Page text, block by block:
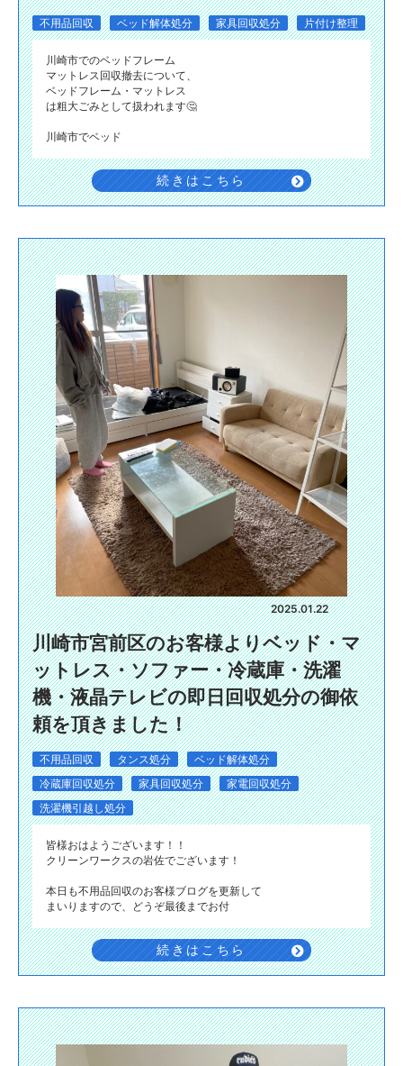
不用品回収 ベッド解体処分 家具回収処分 片付け整理
川崎市でのベッドフレーム
マットレス回収撤去について、
ベッドフレーム・マットレス
は粗大ごみとして扱われます🤔
川崎市でベッド
続きはこちら
2025.01.22
川崎市宮前区のお客様よりベッド・マ
ットレス・ソファー・冷蔵庫・洗濯
機・液晶テレビの即日回収処分の御依
頼を頂きました！
不用品回収 タンス処分
ベッド解体処分
冷蔵庫回収処分
家具回収処分
家電回収処分
洗濯機引越し処分
皆様おはようございます！！
クリーンワークスの岩佐でございます！
本日も不用品回収のお客様ブログを更新して
まいりますので、どうぞ最後までお付
続きはこちら